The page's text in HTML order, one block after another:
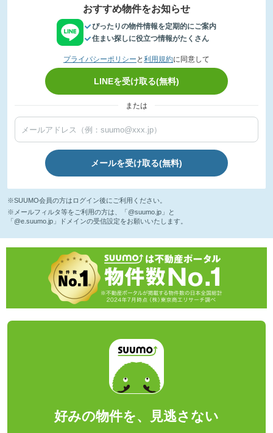
おすすめ物件をお知らせ
ぴったりの物件情報を定期的にご案内
住まい探しに役立つ情報がたくさん
プライバシーポリシー と 利用規約に同意して
LINEを受け取る(無料)
または
メールを受け取る(無料)
※SUUMO会員の方はログイン後にご利用ください。
※メールフィルタ等をご利用の方は、「@suumo.jp」と
「@e.suumo.jp」ドメインの受信設定をお願いいたします。
好みの物件を、見逃さない